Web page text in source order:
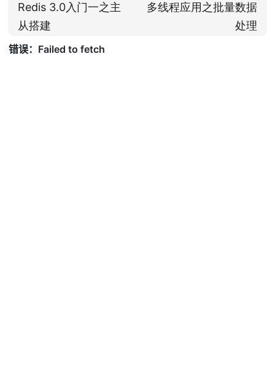
Redis 3.0入门一之主
从搭建
多线程应用之批量数据
处理